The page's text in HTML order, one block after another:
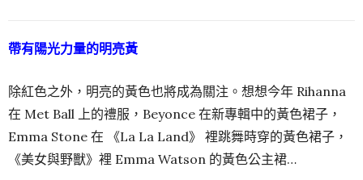
帶有陽光力量的明亮黃
除紅色之外，明亮的黃色也將成為關注。想想今年 Rihanna
在 Met Ball 上的禮服，Beyonce 在新專輯中的黃色裙子，
Emma Stone 在 《La La Land》 裡跳舞時穿的黃色裙子，
《美女與野獸》裡 Emma Watson 的黃色公主裙…